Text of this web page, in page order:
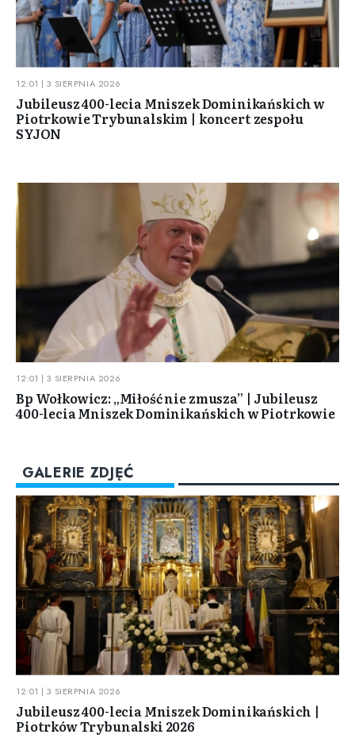
12:01 | 3 SIERPNIA 2026
Jubileusz 400-lecia Mniszek Dominikańskich w
Piotrkowie Trybunalskim | koncert zespołu
SYJON
12:01 | 3 SIERPNIA 2026
Bp Wołkowicz: „Miłość nie zmusza” | Jubileusz
400-lecia Mniszek Dominikańskich w Piotrkowie
GALERIE ZDJĘĆ
12:01 | 3 SIERPNIA 2026
Jubileusz 400-lecia Mniszek Dominikańskich |
Piotrków Trybunalski 2026